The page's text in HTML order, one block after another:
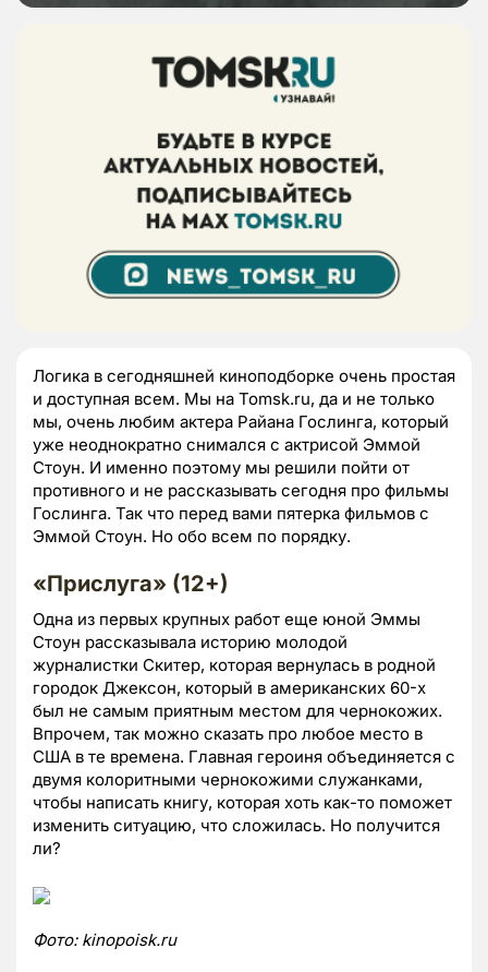
Логика в сегодняшней киноподборке очень простая
и доступная всем. Мы на Tomsk.ru, да и не только
мы, очень любим актера Райана Гослинга, который
уже неоднократно снимался с актрисой Эммой
Стоун. И именно поэтому мы решили пойти от
противного и не рассказывать сегодня про фильмы
Гослинга. Так что перед вами пятерка фильмов с
Эммой Стоун. Но обо всем по порядку.
«Прислуга» (12+)
Одна из первых крупных работ еще юной Эммы
Стоун рассказывала историю молодой
журналистки Скитер, которая вернулась в родной
городок Джексон, который в американских 60-х
был не самым приятным местом для чернокожих.
Впрочем, так можно сказать про любое место в
США в те времена. Главная героиня объединяется с
двумя колоритными чернокожими служанками,
чтобы написать книгу, которая хоть как-то поможет
изменить ситуацию, что сложилась. Но получится
ли?
Фото: kinopoisk.ru